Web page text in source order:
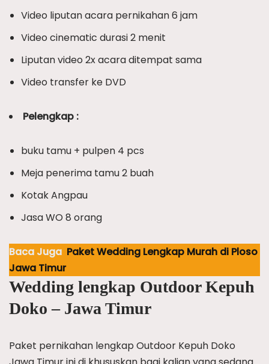
Video liputan acara pernikahan 6 jam
Video cinematic durasi 2 menit
Liputan video 2x acara ditempat sama
Video transfer ke DVD
Pelengkap :
buku tamu + pulpen 4 pcs
Meja penerima tamu 2 buah
Kotak Angpau
Jasa WO 8 orang
Baca Juga Paket Wedding Lengkap Murah di Ploso
Jawa Timur
Wedding lengkap Outdoor Kepuh
Doko – Jawa Timur
Paket pernikahan lengkap Outdoor Kepuh Doko